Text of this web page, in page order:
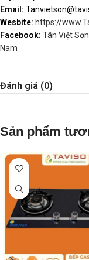
Email:
Wesbite: https://
Facebook: Tân Việt
Nam
Đánh giá (0)
Sản phẩm